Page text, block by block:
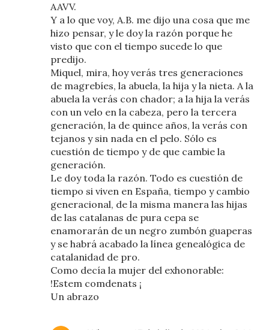
AAVV.
Y a lo que voy, A.B. me dijo una cosa que me
hizo pensar, y le doy la razón porque he
visto que con el tiempo sucede lo que
predijo.
Miquel, mira, hoy verás tres generaciones
de magrebíes, la abuela, la hija y la nieta. A la
abuela la verás con chador; a la hija la verás
con un velo en la cabeza, pero la tercera
generación, la de quince años, la verás con
tejanos y sin nada en el pelo. Sólo es
cuestión de tiempo y de que cambie la
generación.
Le doy toda la razón. Todo es cuestión de
tiempo si viven en España, tiempo y cambio
generacional, de la misma manera las hijas
de las catalanas de pura cepa se
enamorarán de un negro zumbón guaperas
y se habrá acabado la línea genealógica de
catalanidad de pro.
Como decía la mujer del exhonorable:
!Estem comdenats ¡
Un abrazo